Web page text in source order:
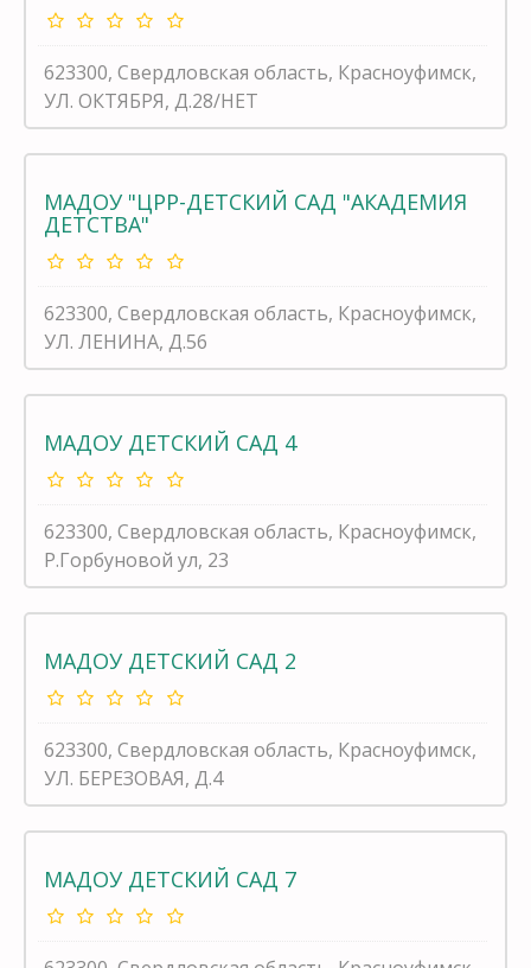
623300, Свердловская область, Красноуфимск,
УЛ. ОКТЯБРЯ, Д.28/НЕТ
МАДОУ "ЦРР-ДЕТСКИЙ САД "АКАДЕМИЯ
ДЕТСТВА"
623300, Свердловская область, Красноуфимск,
УЛ. ЛЕНИНА, Д.56
МАДОУ ДЕТСКИЙ САД 4
623300, Свердловская область, Красноуфимск,
Р.Горбуновой ул, 23
МАДОУ ДЕТСКИЙ САД 2
623300, Свердловская область, Красноуфимск,
УЛ. БЕРЕЗОВАЯ, Д.4
МАДОУ ДЕТСКИЙ САД 7